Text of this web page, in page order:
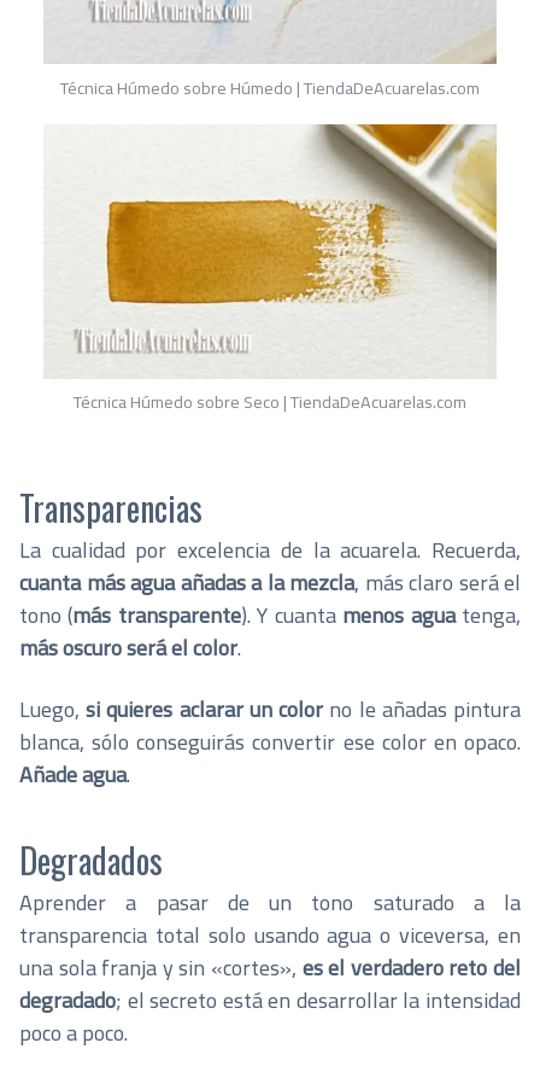
Técnica Húmedo sobre Húmedo | TiendaDeAcuarelas.com
Técnica Húmedo sobre Seco | TiendaDeAcuarelas.com
Transparencias
La cualidad por excelencia de la acuarela. Recuerda,
cuanta más agua añadas a la mezcla, más claro será el
tono (más transparente). Y cuantamenos aguatenga,
más oscuro será el color.
Luego,si quieres aclarar un colorno le añadas pintura
blanca, sólo conseguirás convertir ese color en opaco.
Añade agua.
Degradados
Aprender a pasar de un tono saturado a la
transparencia total solo usando agua o viceversa, en
una sola franja y sin «cortes»,es el verdadero reto del
degradado; el secreto está en desarrollar la intensidad
poco a poco.